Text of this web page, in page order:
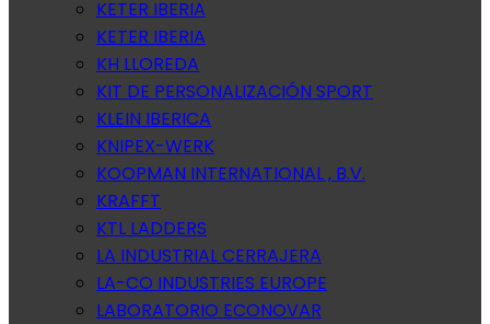
KETER IBERIA
KETER IBERIA
KH LLOREDA
KIT DE PERSONALIZACIÓN SPORT
KLEIN IBERICA
KNIPEX-WERK
KOOPMAN INTERNATIONAL , B.V.
KRAFFT
KTL LADDERS
LA INDUSTRIAL CERRAJERA
LA-CO INDUSTRIES EUROPE
LABORATORIO ECONOVAR